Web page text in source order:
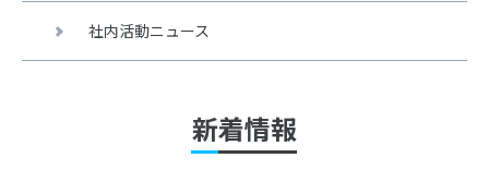
社内活動ニュース
新着情報